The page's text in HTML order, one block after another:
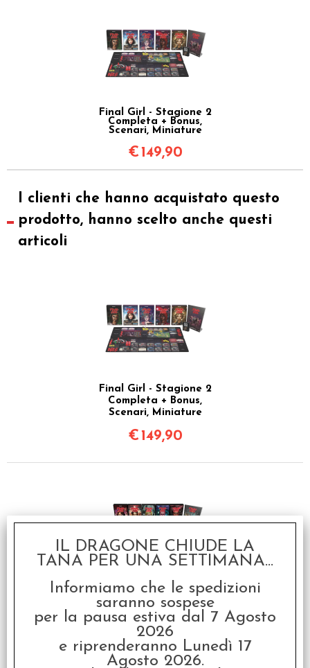
Final Girl - Stagione 2
Completa + Bonus,
Scenari, Miniature
€ 149,90
I clienti che hanno acquistato questo
prodotto, hanno scelto anche questi
articoli
Final Girl - Stagione 2
Completa + Bonus,
Scenari, Miniature
€ 149,90
Final Girl - Stagione 1
Completa - Gioco Base
+ Bonus, Scenari,
Miniature
€179,90
IL DRAGONE CHIUDE LA
TANA PER UNA SETTIMANA...
Informiamo che le spedizioni
saranno sospese
per la pausa estiva dal 7 Agosto
2026
e riprenderanno Lunedì 17
Agosto 2026.